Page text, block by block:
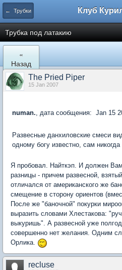
← Трубки
Трубка под латакию
«
Назад
The Pried Piper
15 Jan 2007
numan., дата сообщения: Jan 15
Развесные данхиловские смеси
одному богу известно, сам
Я пробовал. Найткэп. И должен
разницы - причем развесной,
отличался от американского же
смещение в сторону ориентов
После же "баночной" покурки
выразить словами Хлестакова:
выкуришь". А развесной уже
совершенно нет желания. Одним
Орлика.
recluse